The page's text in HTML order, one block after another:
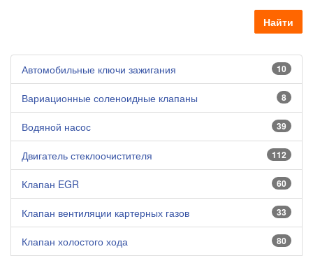
Найти
10
Автомобильные ключи зажигания
8
Вариационные соленоидные клапаны
39
Водяной насос
112
Двигатель стеклоочистителя
60
Клапан EGR
33
Клапан вентиляции картерных газов
80
Клапан холостого хода